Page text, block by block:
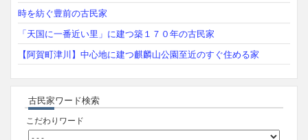
時を紡ぐ豊前の古民家
「天国に一番近い里」に建つ築１７０年の古民家
【阿賀町津川】中心地に建つ麒麟山公園至近のすぐ住める家
古民家ワード検索
こだわりワード